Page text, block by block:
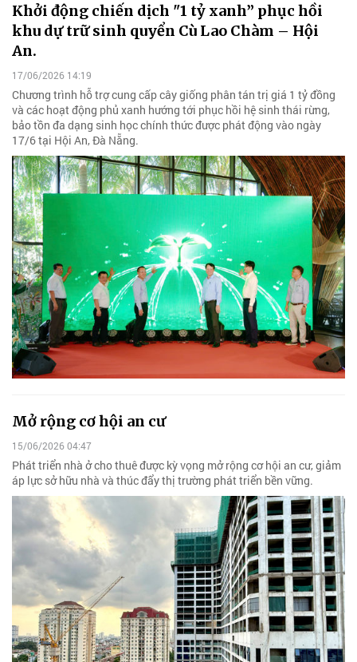
Khởi động chiến dịch "1 tỷ xanh” phục hồi
khu dự trữ sinh quyển Cù Lao Chàm – Hội
An.
17/06/2026 14:19
Chương trình hỗ trợ cung cấp cây giống phân tán trị giá 1 tỷ đồng
và các hoạt động phủ xanh hướng tới phục hồi hệ sinh thái rừng,
bảo tồn đa dạng sinh học chính thức được phát động vào ngày
17/6 tại Hội An, Đà Nẵng.
Mở rộng cơ hội an cư
15/06/2026 04:47
Phát triển nhà ở cho thuê được kỳ vọng mở rộng cơ hội an cư, giảm
áp lực sở hữu nhà và thúc đẩy thị trường phát triển bền vững.